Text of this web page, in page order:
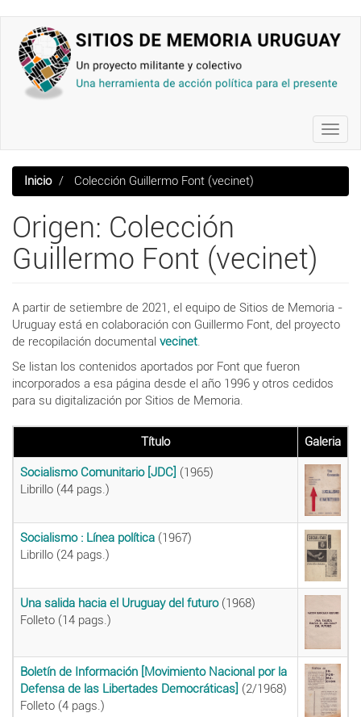
contenido
principal
Inicio Colección Guillermo Font (vecinet)
Origen: Colección
Guillermo Font (vecinet)
A partir de setiembre de 2021, el equipo de Sitios de Memoria -
Uruguay está en colaboración con Guillermo Font, del proyecto
de recopilación documental vecinet.
Se listan los contenidos aportados por Font que fueron
incorporados a esa página desde el año 1996 y otros cedidos
para su digitalización por Sitios de Memoria.
Título Galeria
Socialismo Comunitario [JDC] (1965)
Librillo (44 pags.)
Socialismo : Línea política (1967)
Librillo (24 pags.)
Una salida hacia el Uruguay del futuro(1968)
Folleto (14 pags.)
Boletín de Información [Movimiento Nacional por la
Defensa de las Libertades Democráticas] (2/1968)
Folleto (4 pags.)